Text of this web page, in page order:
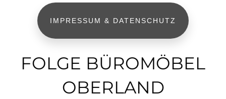
IMPRESSUM & DATENSCHUTZ
FOLGE BÜROMÖBEL
OBERLAND